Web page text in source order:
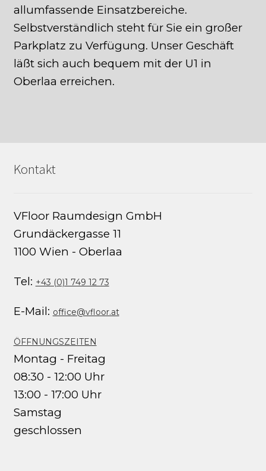
allumfassende Einsatzbereiche.
Selbstverständlich steht für Sie ein großer
Parkplatz zu Verfügung. Unser Geschäft
läßt sich auch bequem mit der U1 in
Oberlaa erreichen.
Kontakt
VFloor Raumdesign GmbH
Grundäckergasse 11
1100 Wien - Oberlaa
Tel: +43 (0)1 749 12 73
E-Mail: office@vfloor.at
ÖFFNUNGSZEITEN
Montag - Freitag
08:30 - 12:00 Uhr
13:00 - 17:00 Uhr
Samstag
geschlossen